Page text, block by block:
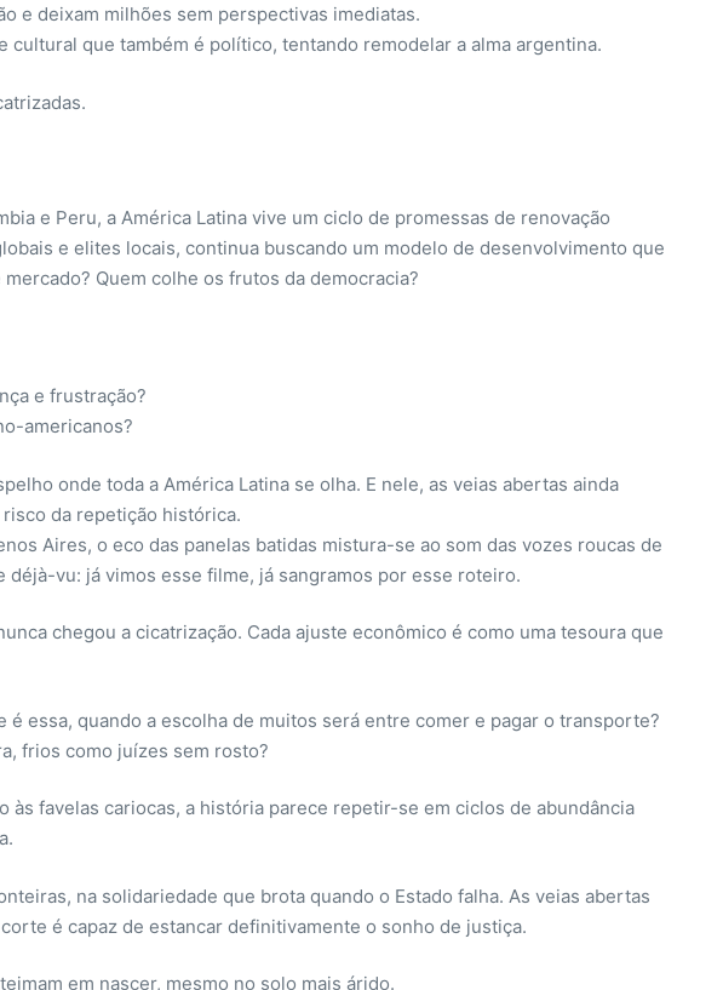
e deixam milhões sem perspectivas imediatas.
que também é político, tentando remodelar a alma argentina.
e Peru, a América Latina vive um ciclo de promessas de renovação
e elites locais, continua buscando um modelo de desenvolvimento que
Quem colhe os frutos da democracia?
e frustração?
americanos?
onde toda a América Latina se olha. E nele, as veias abertas ainda
da repetição histórica.
Aires, o eco das panelas batidas mistura-se ao som das vozes roucas de
vu: já vimos esse filme, já sangramos por esse roteiro.
chegou a cicatrização. Cada ajuste econômico é como uma tesoura que
essa, quando a escolha de muitos será entre comer e pagar o transporte?
frios como juízes sem rosto?
favelas cariocas, a história parece repetir-se em ciclos de abundância
na solidariedade que brota quando o Estado falha. As veias abertas
é capaz de estancar definitivamente o sonho de justiça.
em nascer, mesmo no solo mais árido.